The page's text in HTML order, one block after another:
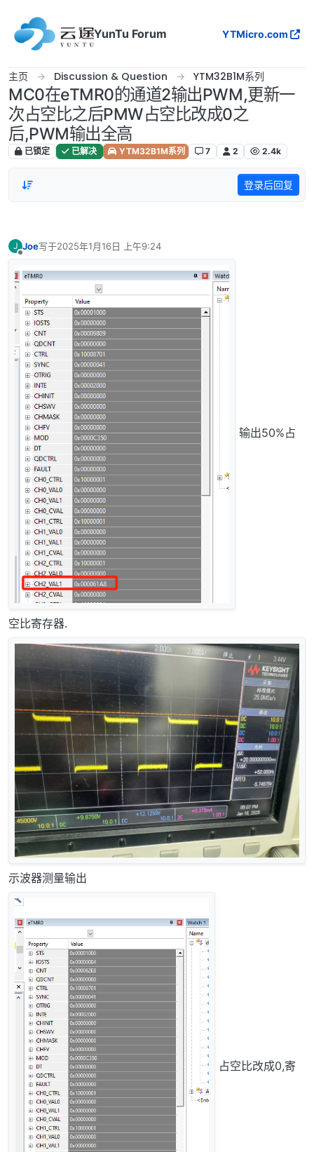
YunTu Forum
YTMicro.com
主页 Discussion & Question YTM32B1M系列
MC0在eTMR0的通道2输出PWM,更新一
次占空比之后PMW占空比改成0之
后,PWM输出全高
已锁定 已解决 YTM32B1M系列 7 2 2.4k
登录后回复
J Joe写于2025年1月16日 上午9:24
最后由 编辑
输出50%占
空比寄存器.
示波器测量输出
占空比改成0,寄